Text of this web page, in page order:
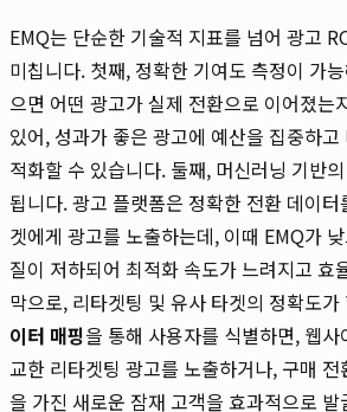
EMQ는 단순한 기술적 지표를 넘어 광고
미칩니다. 첫째, 정확한 기여도 측정이 가
으면 어떤 광고가 실제 전환으로 이어졌는
있어, 성과가 좋은 광고에 예산을 집중하
적화할 수 있습니다. 둘째, 머신러닝 기반
됩니다. 광고 플랫폼은 정확한 전환 데이
겟에게 광고를 노출하는데, 이때 EMQ가
질이 저하되어 최적화 속도가 느려지고 효
막으로, 리타겟팅 및 유사 타겟의 정확도
이터 매핑을 통해 사용자를 식별하면, 웹
교한 리타겟팅 광고를 노출하거나, 구매
을 가진 새로운 잠재 고객을 효과적으로